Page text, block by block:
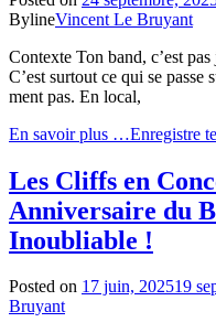
BylineVincent Le Bruyant
Contexte Ton band, c’est
C’est surtout ce qui se passe
ment pas. En local,
En savoir plus …Enregistre
Les Cliffs en
Anniversaire du
Inoubliable !
Posted on 17 juin, 202519
Bruyant